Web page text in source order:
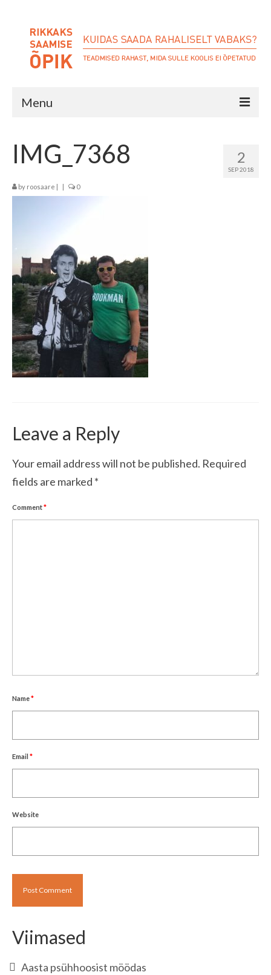
Menu
BLOGI
RAAMATUD
Kinnisvaraõpik
Rikkaks saamise õpik
Telli e-poest
KOOLITUSED
INVESTEERIMINE
Kinnisvara
Abistavad lingid
MINUST
2
SEP 2018
IMG_7368
by roosaare | | 0
Leave a Reply
Your email address will not be published. Required
fields are marked *
Comment*
Name*
Email *
Website
Viimased
Aasta psühhoosist möödas